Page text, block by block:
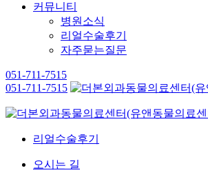
커뮤니티
병원소식
리얼수술후기
자주묻는질문
051-711-7515
051-711-7515
리얼수술후기
오시는 길